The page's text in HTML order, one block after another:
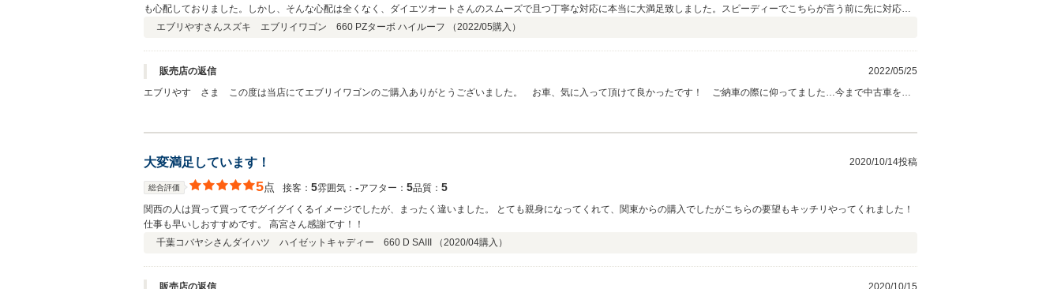
も心配しておりました。しかし、そんな心配は全くなく、ダイエツオートさんのスムーズで且つ丁寧な対応に本当に大満足致しました。スピーディーでこちらが言う前に先に対応し
て下さいました。 本当にありがとうございました。是非また、車を購入の際は、お願いしたいと思います。今後とも宜しくお願い致します。
エブリやすさんスズキ エブリイワゴン 660 PZターボ ハイルーフ （2022/05購入）
販売店の返信
2022/05/25
エブリやす さま この度は当店にてエブリイワゴンのご購入ありがとうございました。 お車、気に入って頂けて良かったです！ ご納車の際に仰ってました…今まで中古車を買
大変満足しています！ 2020/10/14投稿
総合評価 5点 接客： 5雰囲気： ‐アフター： 5品質： 5
関西の人は買って買ってでグイグイくるイメージでしたが、まったく違いました。 とても親身になってくれて、関東からの購入でしたがこちらの要望もキッチリやってくれました！
仕事も早いしおすすめです。 高宮さん感謝です！！
千葉コバヤシさんダイハツ ハイゼットキャディー 660 D SAIII （2020/04購入）
販売店の返信 2020/10/15